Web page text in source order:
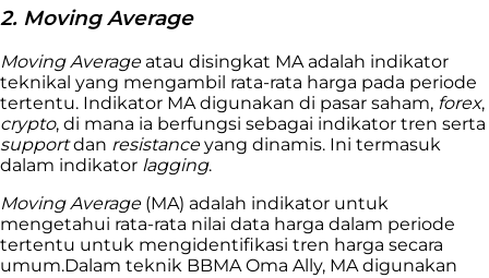
2. Moving Average
Moving Average atau disingkat MA adalah indikator
teknikal yang mengambil rata-rata harga pada periode
tertentu. Indikator MA digunakan di pasar saham, forex,
crypto, di mana ia berfungsi sebagai indikator tren serta
supportdan resistanceyang dinamis. Ini termasuk
dalam indikator lagging.
Moving Average(MA) adalah indikator untuk
mengetahui rata-rata nilai data harga dalam periode
tertentu untuk mengidentifikasi tren harga secara
umum.Dalam teknik BBMA Oma Ally, MA digunakan